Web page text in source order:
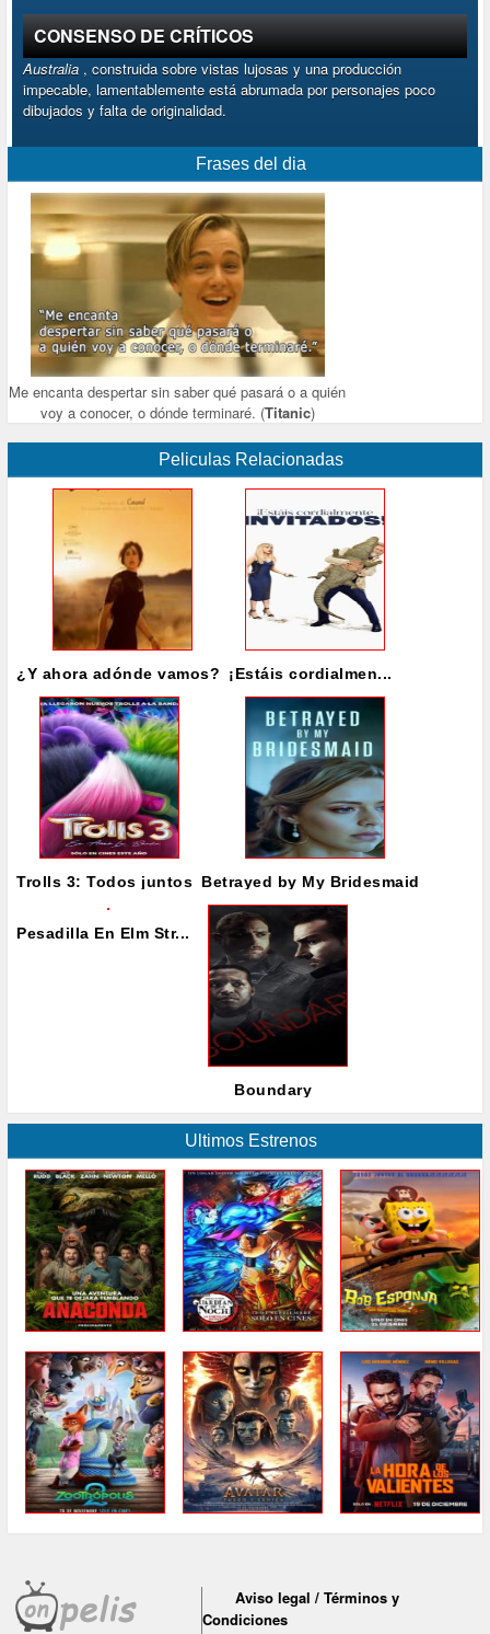
CONSENSO DE CRÍTICOS
Australia , construida sobre vistas lujosas y una producción
impecable, lamentablemente está abrumada por personajes poco
dibujados y falta de originalidad.
Frases del dia
Me encanta despertar sin saber qué pasará o a quién
voy a conocer, o dónde terminaré. (Titanic)
Peliculas Relacionadas
¿Y ahora adónde vamos? ¡Estáis cordialmen...
Trolls 3: Todos juntos Betrayed by My Bridesmaid
Pesadilla En Elm Str...
Boundary
Ultimos Estrenos
Aviso legal / Términos y
Condiciones